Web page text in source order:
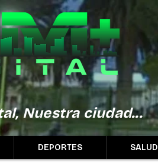
Nuestra ciudad...
DEPORTES SALUD